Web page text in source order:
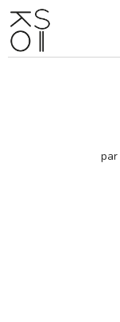
Aller
au
par